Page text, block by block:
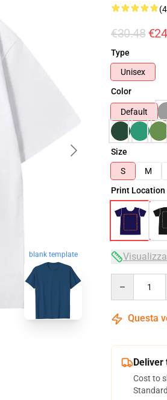
blank template
€30.48
Type
Unisex
Color
Default
Size
S
M
Print Location
Questa
Deliver
Cost to